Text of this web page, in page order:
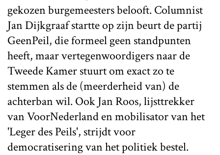
gekozen burgemeesters belooft. Columnist
Jan Dijkgraaf startte op zijn beurt de partij
GeenPeil, die formeel geen standpunten
heeft, maar vertegenwoordigers naar de
Tweede Kamer stuurt om exact zo te
stemmen als de (meerderheid van) de
achterban wil. Ook Jan Roos, lijsttrekker
van VoorNederland en mobilisator van het
'Leger des Peils', strijdt voor
democratisering van het politiek bestel.